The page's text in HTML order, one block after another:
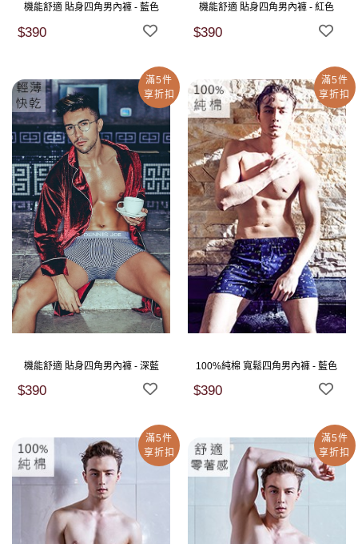
機能舒適 貼身四角男內褲 - 藍色
$390
機能舒適 貼身四角男內褲 - 紅色
$390
滿5件
享折扣
機能舒適 貼身四角男內褲 - 深藍
$390
滿5件
享折扣
100%純棉 寬鬆四角男內褲 - 藍色
$390
滿5件
享折扣
滿5件
享折扣